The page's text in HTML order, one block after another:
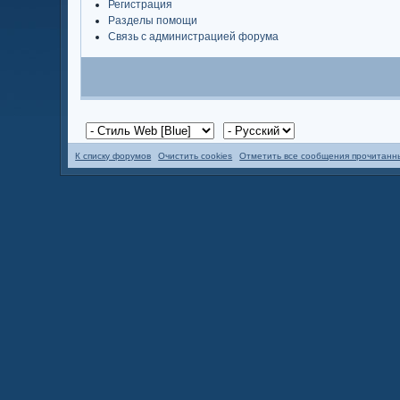
Регистрация
Разделы помощи
Связь с администрацией форума
К списку форумов Очистить cookies Отметить все сообщения